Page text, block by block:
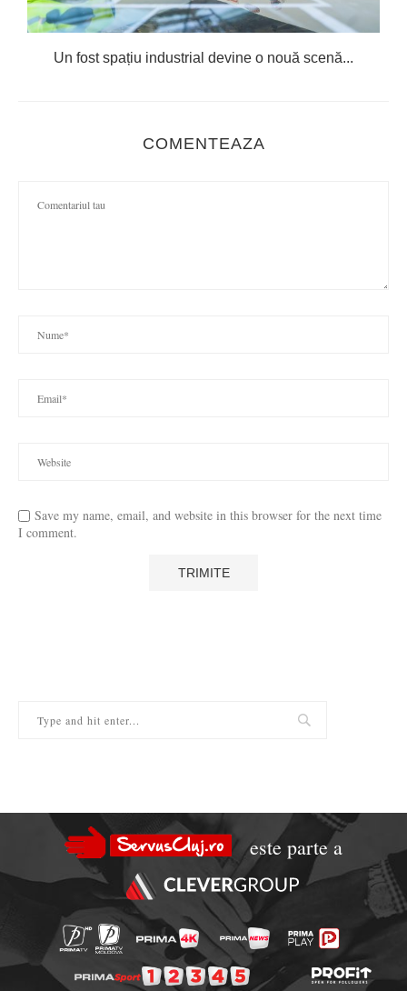
Un fost spațiu industrial devine o nouă scenă...
COMENTEAZA
Save my name, email, and website in this browser for the next time
I comment.
este parte a